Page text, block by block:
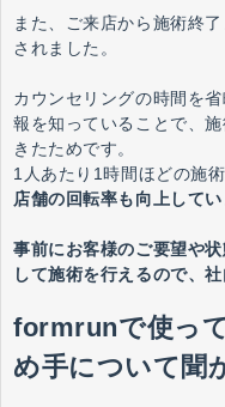
また、ご来店から施術終
されました。
カウンセリングの時間を
報を知っていることで、
きたためです。
1人あたり1時間ほどの施
店舗の回転率も向上して
事前にお客様のご要望や
して施術を行えるので、
formrunで使っ
め手について聞